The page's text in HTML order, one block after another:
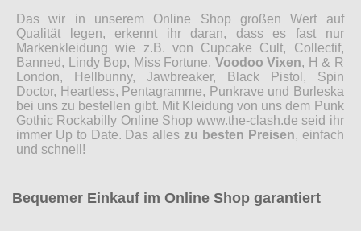
Das wir in unserem Online Shop großen Wert auf
Qualität legen, erkennt ihr daran, dass es fast nur
Markenkleidung wie z.B. von Cupcake Cult, Collectif,
Banned, Lindy Bop, Miss Fortune, Voodoo Vixen, H & R
London, Hellbunny, Jawbreaker, Black Pistol, Spin
Doctor, Heartless, Pentagramme, Punkrave und Burleska
bei uns zu bestellen gibt. Mit Kleidung von uns dem Punk
Gothic Rockabilly Online Shop www.the-clash.de seid ihr
immer Up to Date. Das alles zu besten Preisen, einfach
und schnell!
Bequemer Einkauf im Online Shop garantiert